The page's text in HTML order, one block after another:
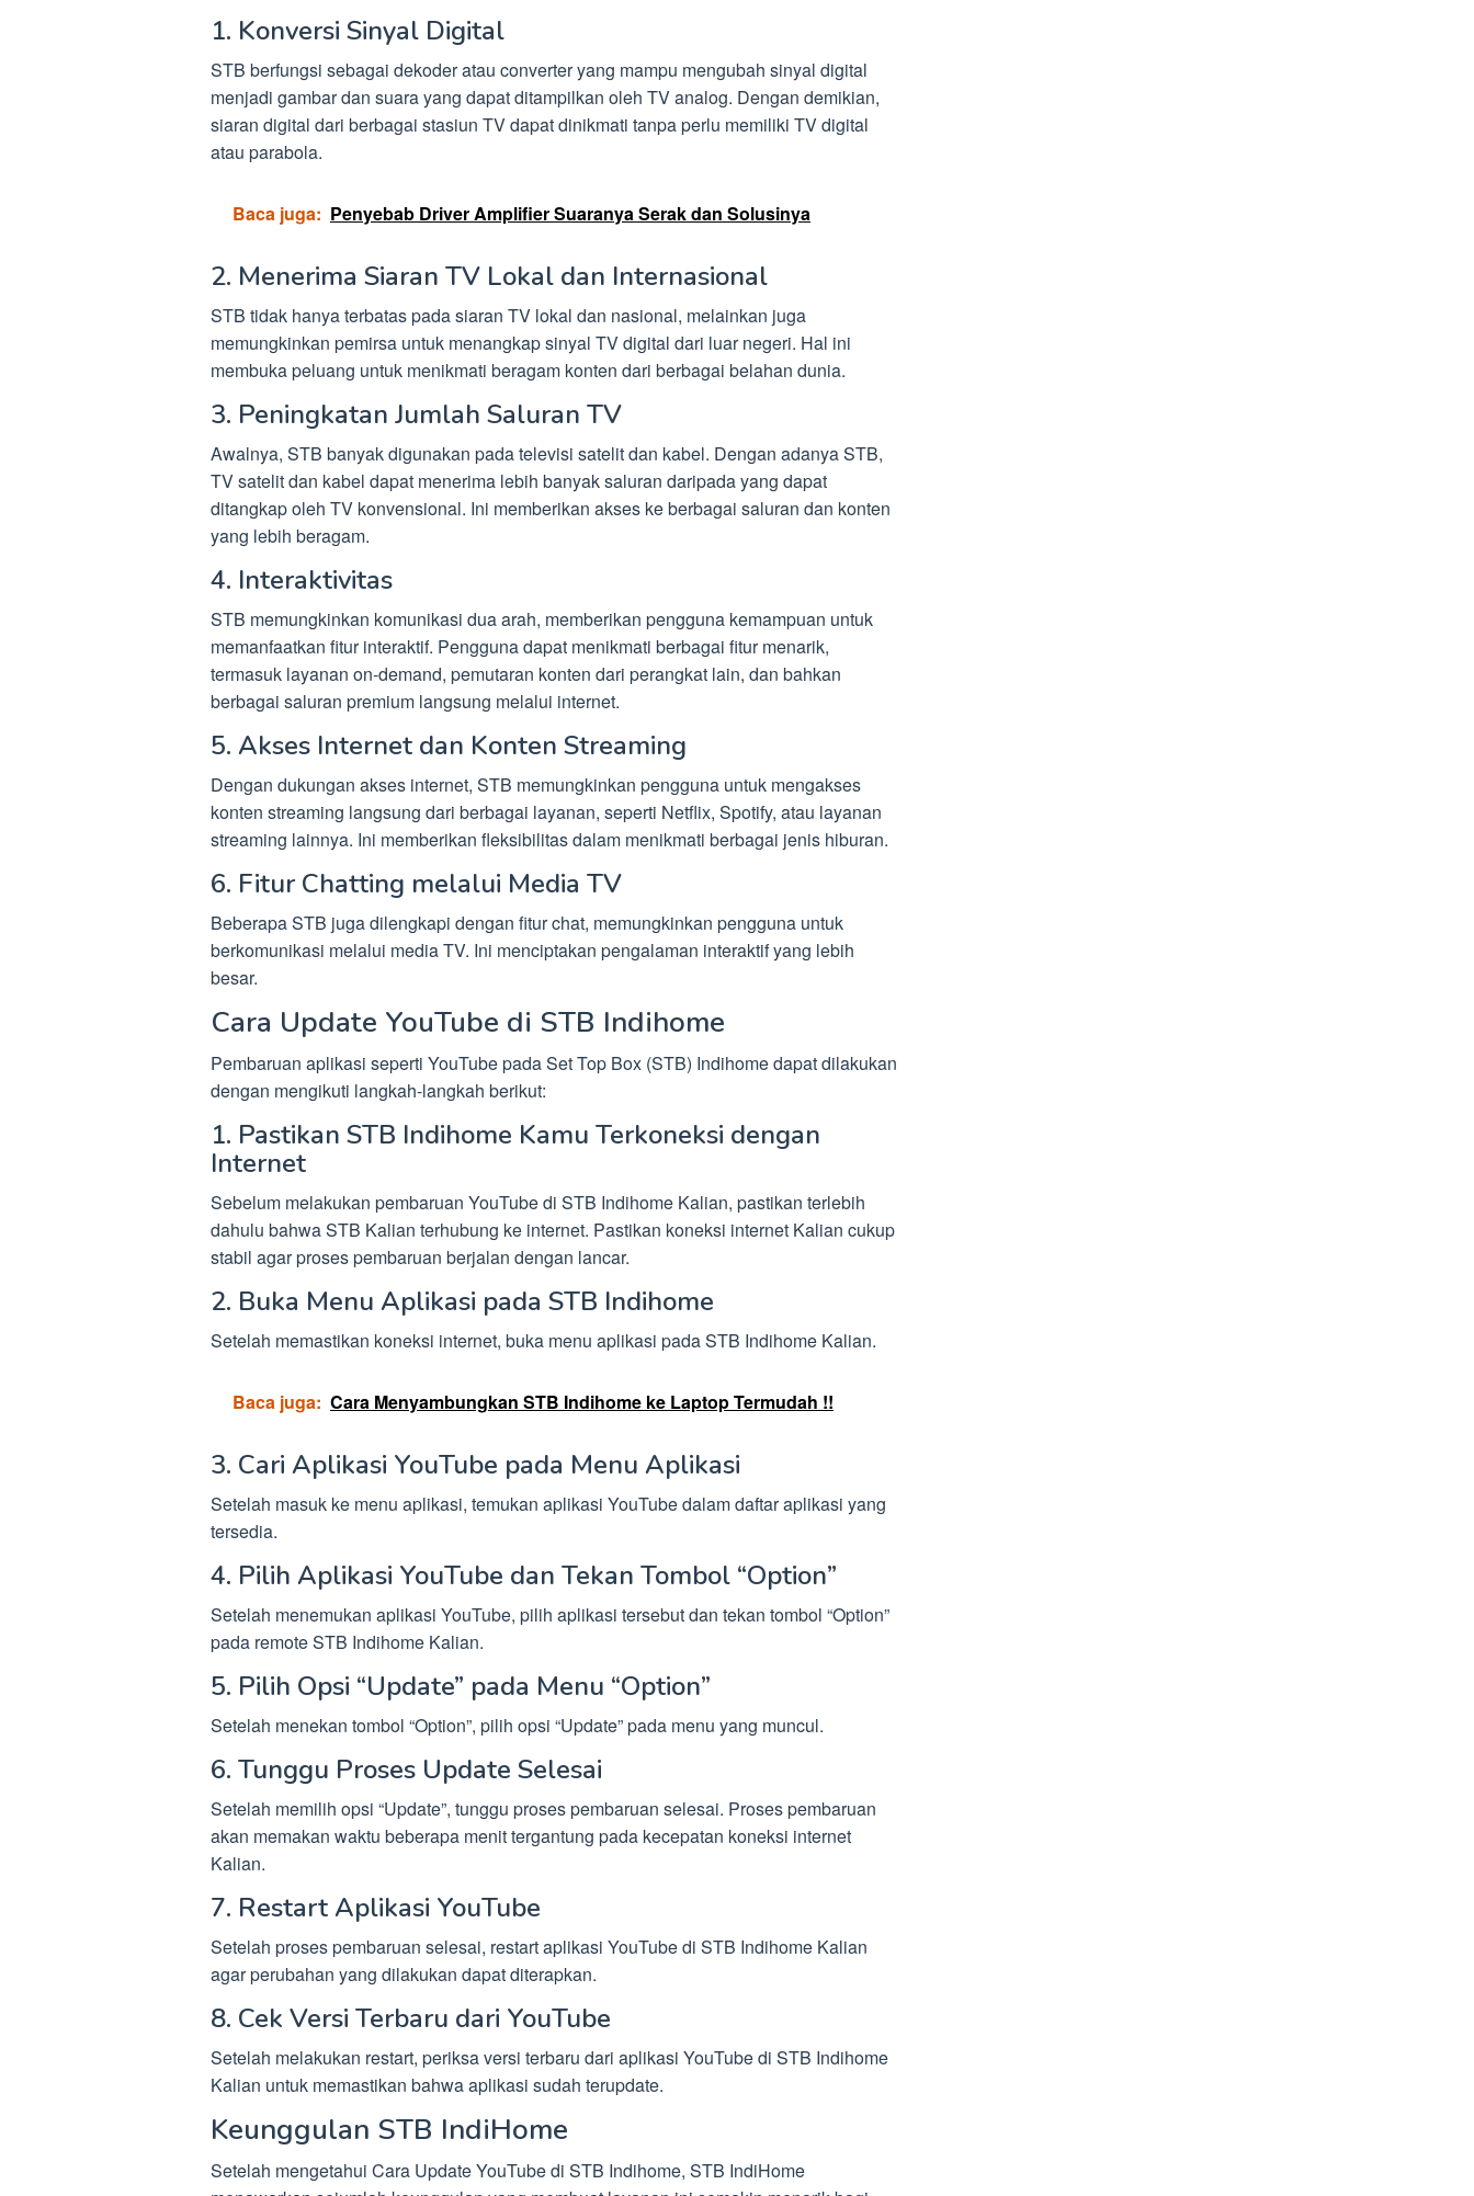
1. Konversi Sinyal Digital
STB berfungsi sebagai dekoder atau converter yang mampu mengubah sinyal digital
menjadi gambar dan suara yang dapat ditampilkan oleh TV analog. Dengan demikian,
siaran digital dari berbagai stasiun TV dapat dinikmati tanpa perlu memiliki TV digital
atau parabola.
Baca juga: Penyebab Driver Amplifier Suaranya Serak dan Solusinya
2. Menerima Siaran TV Lokal dan Internasional
STB tidak hanya terbatas pada siaran TV lokal dan nasional, melainkan juga
memungkinkan pemirsa untuk menangkap sinyal TV digital dari luar negeri. Hal ini
membuka peluang untuk menikmati beragam konten dari berbagai belahan dunia.
3. Peningkatan Jumlah Saluran TV
Awalnya, STB banyak digunakan pada televisi satelit dan kabel. Dengan adanya STB,
TV satelit dan kabel dapat menerima lebih banyak saluran daripada yang dapat
ditangkap oleh TV konvensional. Ini memberikan akses ke berbagai saluran dan konten
yang lebih beragam.
4. Interaktivitas
STB memungkinkan komunikasi dua arah, memberikan pengguna kemampuan untuk
memanfaatkan fitur interaktif. Pengguna dapat menikmati berbagai fitur menarik,
termasuk layanan on-demand, pemutaran konten dari perangkat lain, dan bahkan
berbagai saluran premium langsung melalui internet.
5. Akses Internet dan Konten Streaming
Dengan dukungan akses internet, STB memungkinkan pengguna untuk mengakses
konten streaming langsung dari berbagai layanan, seperti Netflix, Spotify, atau layanan
streaming lainnya. Ini memberikan fleksibilitas dalam menikmati berbagai jenis hiburan.
6. Fitur Chatting melalui Media TV
Beberapa STB juga dilengkapi dengan fitur chat, memungkinkan pengguna untuk
berkomunikasi melalui media TV. Ini menciptakan pengalaman interaktif yang lebih
besar.
Cara Update YouTube di STB Indihome
Pembaruan aplikasi seperti YouTube pada Set Top Box (STB) Indihome dapat dilakukan
dengan mengikuti langkah-langkah berikut:
1. Pastikan STB Indihome Kamu Terkoneksi dengan
Internet
Sebelum melakukan pembaruan YouTube di STB Indihome Kalian, pastikan terlebih
dahulu bahwa STB Kalian terhubung ke internet. Pastikan koneksi internet Kalian cukup
stabil agar proses pembaruan berjalan dengan lancar.
2. Buka Menu Aplikasi pada STB Indihome
Setelah memastikan koneksi internet, buka menu aplikasi pada STB Indihome Kalian.
Baca juga: Cara Menyambungkan STB Indihome ke Laptop Termudah !!
3. Cari Aplikasi YouTube pada Menu Aplikasi
Setelah masuk ke menu aplikasi, temukan aplikasi YouTube dalam daftar aplikasi yang
tersedia.
4. Pilih Aplikasi YouTube dan Tekan Tombol “Option”
Setelah menemukan aplikasi YouTube, pilih aplikasi tersebut dan tekan tombol “Option”
pada remote STB Indihome Kalian.
5. Pilih Opsi “Update” pada Menu “Option”
Setelah menekan tombol “Option”, pilih opsi “Update” pada menu yang muncul.
6. Tunggu Proses Update Selesai
Setelah memilih opsi “Update”, tunggu proses pembaruan selesai. Proses pembaruan
akan memakan waktu beberapa menit tergantung pada kecepatan koneksi internet
Kalian.
7. Restart Aplikasi YouTube
Setelah proses pembaruan selesai, restart aplikasi YouTube di STB Indihome Kalian
agar perubahan yang dilakukan dapat diterapkan.
8. Cek Versi Terbaru dari YouTube
Setelah melakukan restart, periksa versi terbaru dari aplikasi YouTube di STB Indihome
Kalian untuk memastikan bahwa aplikasi sudah terupdate.
Keunggulan STB IndiHome
Setelah mengetahui Cara Update YouTube di STB Indihome, STB IndiHome